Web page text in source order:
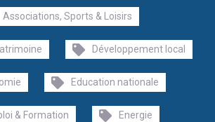
Associations, Sports & Loisirs
Développement local
Education nationale
& Formation Energie